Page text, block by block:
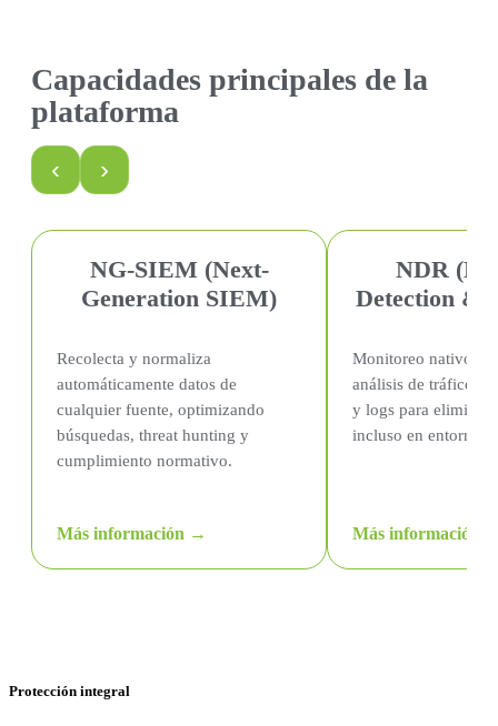
Capacidades principales de la
plataforma
‹ ›
NG-SIEM (Next-
Generation SIEM)
Recolecta y normaliza
automáticamente datos de
cualquier fuente, optimizando
búsquedas, threat hunting y
cumplimiento normativo.
Más información →
NDR
Detection &
Monitoreo nativo de
análisis de tráfico,
y logs para eliminar
incluso en entornos
Más información
Protección integral